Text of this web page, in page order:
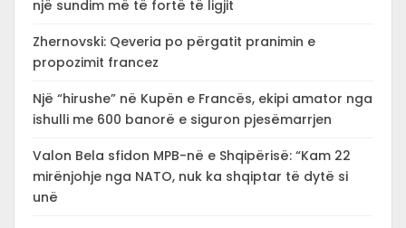
një sundim më të fortë të ligjit
Zhernovski: Qeveria po përgatit pranimin e
propozimit francez
Një “hirushe” në Kupën e Francës, ekipi amator nga
ishulli me 600 banorë e siguron pjesëmarrjen
Valon Bela sfidon MPB-në e Shqipërisë: “Kam 22
mirënjohje nga NATO, nuk ka shqiptar të dytë si
unë